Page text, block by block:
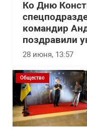
Ко Дню
командир
поздравили
28 июня, 13:57
Общество